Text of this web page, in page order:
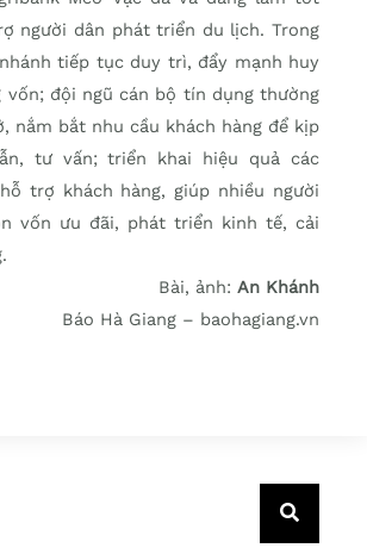
người dân phát triển du lịch. Trong
tiếp tục duy trì, đẩy mạnh huy
vốn; đội ngũ cán bộ tín dụng thường
nắm bắt nhu cầu khách hàng để kịp
tư vấn; triển khai hiệu quả các
trợ khách hàng, giúp nhiều người
vốn ưu đãi, phát triển kinh tế, cải
Bài, ảnh: An Khánh
Báo Hà Giang – baohagiang.vn